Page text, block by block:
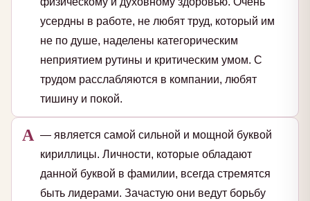
усердны в работе, не любят труд, который им
не по душе, наделены категорическим
неприятием рутины и критическим умом. С
трудом расслабляются в компании, любят
тишину и покой.
А — является самой сильной и мощной буквой
кириллицы. Личности, которые обладают
данной буквой в фамилии, всегда стремятся
быть лидерами. Зачастую они ведут борьбу